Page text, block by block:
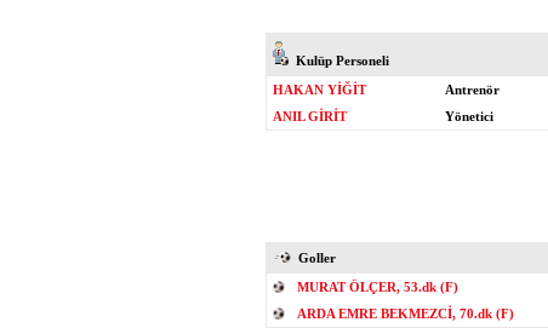
Kulüp Personeli
HAKAN YİĞİT
Antrenör
ANIL GİRİT
Yönetici
Goller
MURAT ÖLÇER, 53.dk (F)
ARDA EMRE BEKMEZCİ, 70.dk (F)